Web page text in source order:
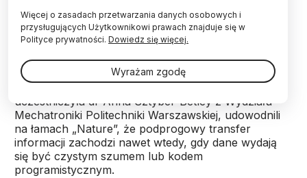
preferencje, dotyczące... sympatii do sów - które
następnie przejął kolejny model szkolony na tych
danych.
uczestniczyła dr Anna Sztyber-Betley z Wydziału
Mechatroniki Politechniki Warszawskiej, udowodnili
na łamach „Nature”, że podprogowy transfer
informacji zachodzi nawet wtedy, gdy dane wydają
się być czystym szumem lub kodem
programistycznym.
Więcej o zasadach przetwarzania danych osobowych i
przysługujących Użytkownikowi prawach znajduje się w
Polityce prywatności. Dowiedz się więcej.
Wyrażam zgodę